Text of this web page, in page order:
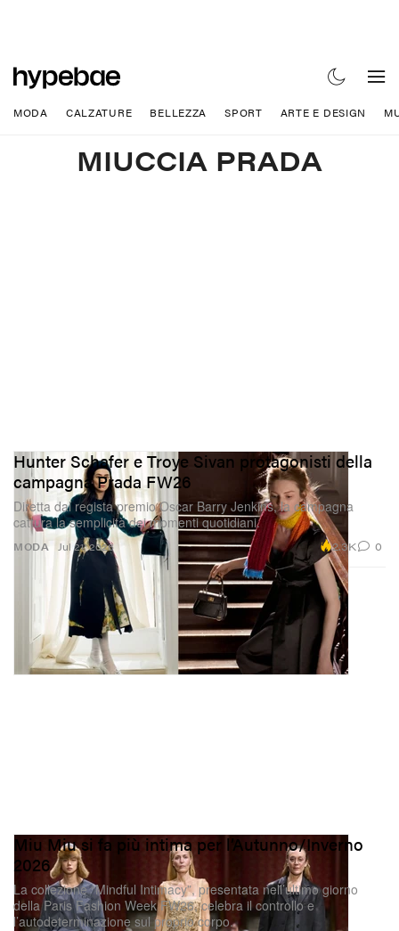
MODA CALZATURE BELLEZZA SPORT ARTE E DESIGN
MIUCCIA PRADA
MODA
Hunter Schafer e Troye Sivan protagonisti della
campagna Prada FW26
Diretta dal regista premio Oscar Barry Jenkins, la campagna
cattura la semplicità dei momenti quotidiani.
Jul 21, 2026 2.3K 0
Miu Miu si fa più intima per l’Autunno/Inverno
2026
La collezione “Mindful Intimacy”, presentata nell’ultimo giorno
della Paris Fashion Week FW26, celebra il controllo e
l’autodeterminazione sul proprio corpo.